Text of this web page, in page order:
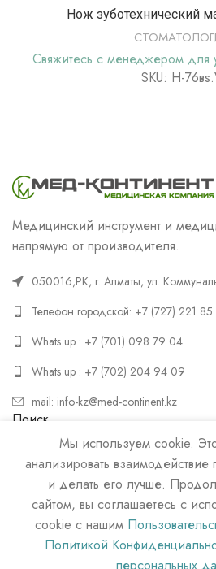
Нож зуботехнический
Свяжитесь с менеджером для
SKU: Н-
Медицинский инструмент и
напрямую от производителя.
050016,РК, г. Алматы, ул.
Телефон городской: +7 (727) 221 85
Whats up : +7 (701) 098 79 04
Whats up : +7 (702) 204 94 09
mail: info-kz@med-continent.kz
Поиск
Мы используем cookie.
анализировать взаимодействие
и делать его лучше.
сайтом, вы соглашаетесь с
cookie с нашим
Политикой